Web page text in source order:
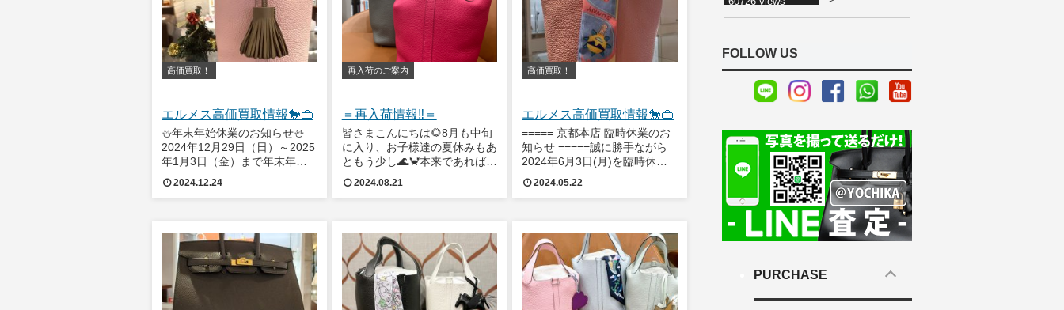
高価買取！
エルメス高価買取情報🐎👜
⛄年末年始休業のお知らせ⛄
2024年12月29日（日）～2025
年1月3日（金）まで年末年始
のお休みとさせていただきま
す。いよいよ今年も終わりに近
すが、みなさまいかがお過ごし
でしょうか
2024.12.24
再入荷のご案内
＝再入荷情報‼＝
皆さまこんにちは🌻8月も中旬
に入り、お子様達の夏休みもあ
ともう少し🌊🦀本来であれば秋
の気配を感じたい所ですが…🍂
秋よりも夏真っ盛りといった気
い」とブログでぼやいてばかり
で怒られてしまい
2024.08.21
高価買取！
エルメス高価買取情報🐎👜
===== 京都本店 臨時休業のお
知らせ =====誠に勝手ながら
2024年6月3日(月)を臨時休業
とさせていただきます。ご不便
ご迷惑をおかけいたしますが、
治通り店は通常通り営業いたし
2024.05.22
FOLLOW US
PURCHASE